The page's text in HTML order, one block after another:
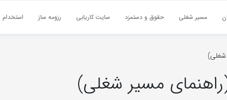
مسیر شغلی حقوق و دستمزد سایت کاریابی رزومه ساز استخدام
شغلی)
مسیر شغلی)